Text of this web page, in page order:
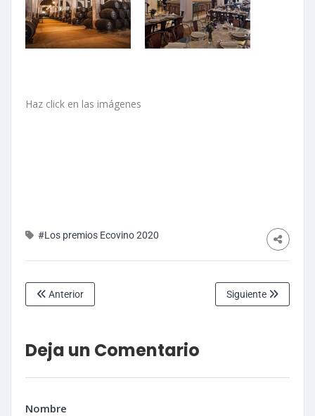
Haz click en las imágenes
#Los premios Ecovino 2020
Anterior Siguiente
Deja un Comentario
Nombre